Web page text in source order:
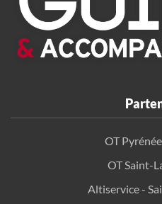
OT
OT Saint-
Altiservice -